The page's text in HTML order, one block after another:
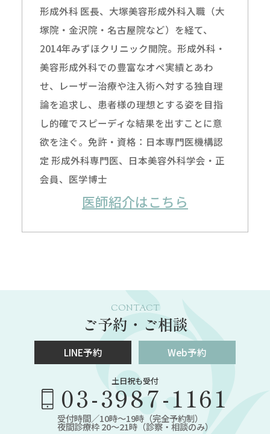
形成外科 医長、大塚美容形成外科入職（大
塚院・金沢院・名古屋院など）を経て、
2014年みずほクリニック開院。形成外科・
美容形成外科での豊富なオペ実績とあわ
せ、レーザー治療や注入術へ対する独自理
論を追求し、患者様の理想とする姿を目指
し的確でスピーディな結果を出すことに意
欲を注ぐ。免許・資格：日本専門医機構認
定 形成外科専門医、日本美容外科学会・正
会員、医学博士
医師紹介はこちら
CONTACT
ご予約・ご相談
LINE予約 Web予約
土日祝も受付
03-3987-1161
受付時間／10時～19時（完全予約制）
夜間診療枠 20～21時（診察・相談のみ）